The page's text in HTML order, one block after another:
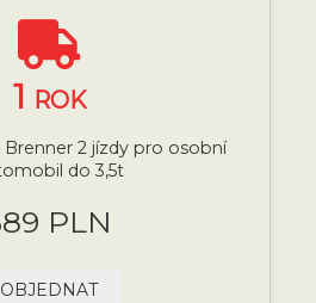
1 ROK
Brenner 2 jízdy pro osobní
do 3,5t
PLN
OBJEDNAT